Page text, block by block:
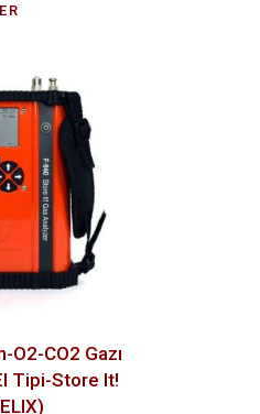
O2-CO2 Gazı
Tipi-Store It!